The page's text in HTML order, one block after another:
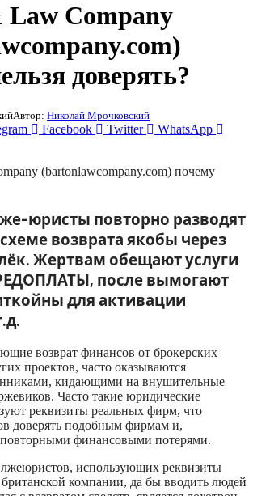
Company
доверять?
Автор: Николай Мрочковский
Facebook Twitter
WhatsApp
юристы повторно разводят
возврата якобы через
Жертвам обещают услуги
после вымогают
для активации
возврат финансов от брокерских
проектов, часто оказываются
кидающими на внушительные
Часто такие юридические
реквизиты реальных фирм, что
доверять подобным фирмам и,
повторными финансовыми потерями.
использующих реквизиты
компании, да бы вводить людей